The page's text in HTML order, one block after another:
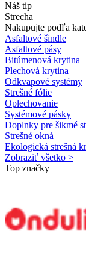
Náš tip
Strecha
Nakupujte podľa
Asfaltové šindle
Asfaltové pásy
Bitúmenová krytina
Plechová krytina
Odkvapové systémy
Strešné fólie
Oplechovanie
Systémové pásky
Doplnky pre šikmé
Strešné okná
Ekologická strešná
Zobraziť všetko >
Top značky